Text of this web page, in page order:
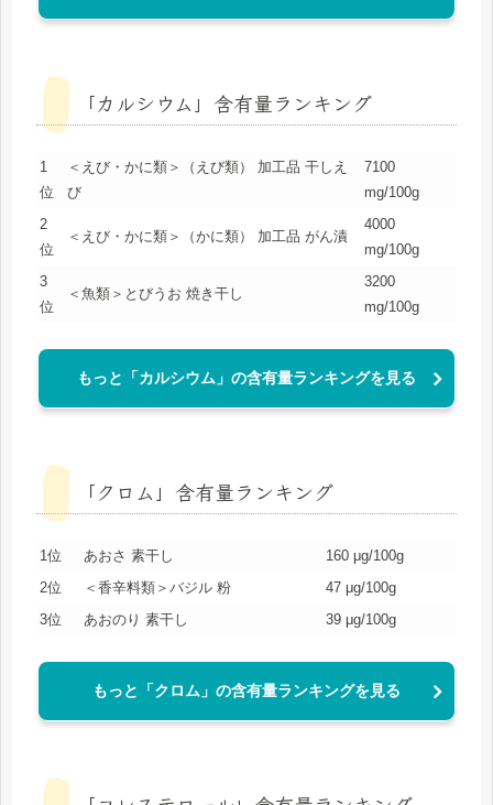
「カルシウム」含有量ランキング
1
位
＜えび・かに類＞（えび類） 加工品 干しえ
び
7100
mg/100g
2
位
＜えび・かに類＞（かに類） 加工品 がん漬
4000
mg/100g
3
位
＜魚類＞とびうお 焼き干し
3200
mg/100g
もっと「カルシウム」の含有量ランキングを見る
「クロム」含有量ランキング
1位 あおさ 素干し
160 μg/100g
2位
＜香辛料類＞バジル 粉
47 μg/100g
3位
あおのり 素干し 39 μg/100g
もっと「クロム」の含有量ランキングを見る